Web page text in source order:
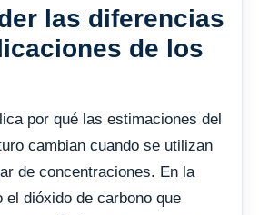
las diferencias
de los
por qué las estimaciones del
cambian cuando se utilizan
de concentraciones. En la
el dióxido de carbono que